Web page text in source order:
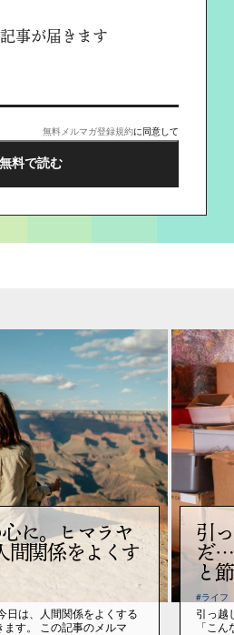
事が届きます
無料メルマガ登録規約に同意して
に。ヒマラヤ
間関係をよくす
日は、人間関係をよくする
す。 この記事のメルマ
引
だ…
と
#ライフ
引っ越
「こ